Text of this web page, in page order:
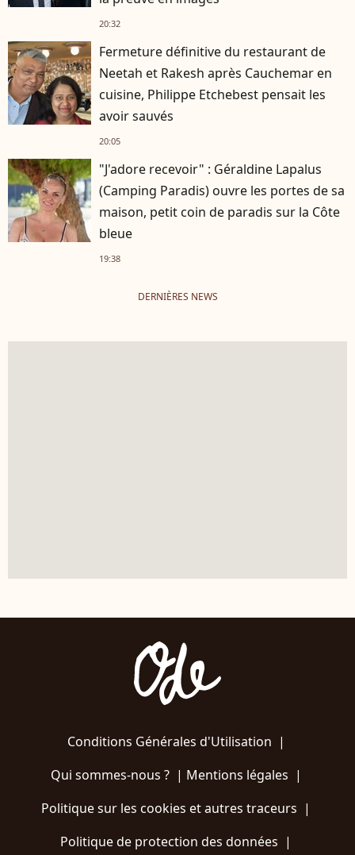
20:32
Fermeture définitive du restaurant de
Neetah et Rakesh après Cauchemar en
cuisine, Philippe Etchebest pensait les
avoir sauvés
20:05
"J'adore recevoir" : Géraldine Lapalus
(Camping Paradis) ouvre les portes de sa
maison, petit coin de paradis sur la Côte
bleue
19:38
DERNIÈRES NEWS
Conditions Générales d'Utilisation |
Qui sommes-nous ?| Mentions légales |
Politique sur les cookies et autres traceurs |
Politique de protection des données |